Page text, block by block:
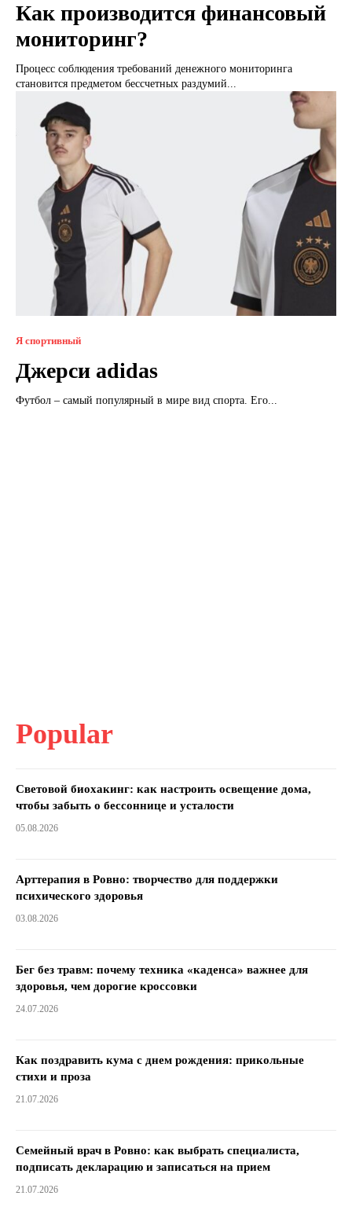
Как производится финансовый
мониторинг?
Процесс соблюдения требований денежного мониторинга
становится предметом бессчетных раздумий...
Я спортивный
Джерси adidas
Футбол – самый популярный в мире вид спорта. Его...
Popular
Световой биохакинг: как настроить освещение дома,
чтобы забыть о бессоннице и усталости
05.08.2026
Арттерапия в Ровно: творчество для поддержки
психического здоровья
03.08.2026
Бег без травм: почему техника «каденса» важнее для
здоровья, чем дорогие кроссовки
24.07.2026
Как поздравить кума с днем ​​рождения: прикольные
стихи и проза
21.07.2026
Семейный врач в Ровно: как выбрать специалиста,
подписать декларацию и записаться на прием
21.07.2026